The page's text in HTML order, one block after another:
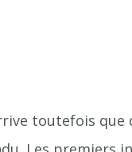
toutefois